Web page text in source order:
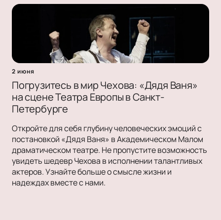
2 июня
Погрузитесь в мир Чехова: «Дядя Ваня»
на сцене Театра Европы в Санкт-
Петербурге
Откройте для себя глубину человеческих эмоций с
постановкой «Дядя Ваня» в Академическом Малом
драматическом театре. Не пропустите возможность
увидеть шедевр Чехова в исполнении талантливых
актеров. Узнайте больше о смысле жизни и
надеждах вместе с нами.